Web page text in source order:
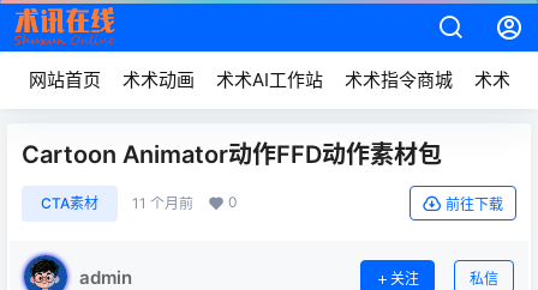
网站首页 术术动画 术术AI工作站 术术指令商城 术术动
Cartoon Animator动作FFD动作素材包
CTA素材 11 个月前 0 前往下载
admin 关注 私信